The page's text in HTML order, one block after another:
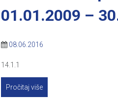
01.01.2009 –
08.06.2016
14.1.1
Pročitaj više